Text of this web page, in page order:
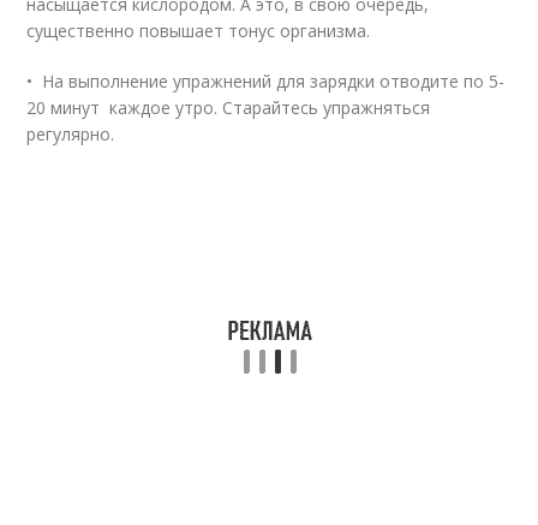
существенно повышает тонус организма.
• На выполнение упражнений для зарядки отводите по 5-
20 минут каждое утро. Старайтесь упражняться
регулярно.